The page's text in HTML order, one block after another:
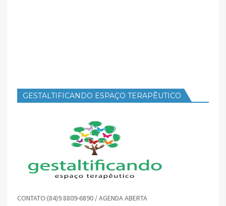
GESTALTIFICANDO ESPAÇO TERAPÊUTICO
CONTATO:(84)9.8809-6890 / AGENDA ABERTA